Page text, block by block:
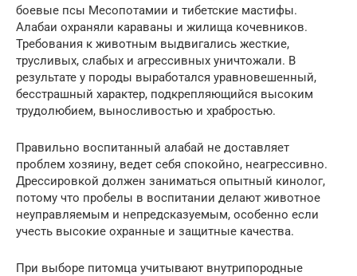
боевые псы Месопотамии и тибетские мастифы.
Алабаи охраняли караваны и жилища кочевников.
Требования к животным выдвигались жесткие,
трусливых, слабых и агрессивных уничтожали. В
результате у породы выработался уравновешенный,
бесстрашный характер, подкрепляющийся высоким
трудолюбием, выносливостью и храбростью.
Правильно воспитанный алабай не доставляет
проблем хозяину, ведет себя спокойно, неагрессивно.
Дрессировкой должен заниматься опытный кинолог,
потому что пробелы в воспитании делают животное
неуправляемым и непредсказуемым, особенно если
учесть высокие охранные и защитные качества.
При выборе питомца учитывают внутрипородные